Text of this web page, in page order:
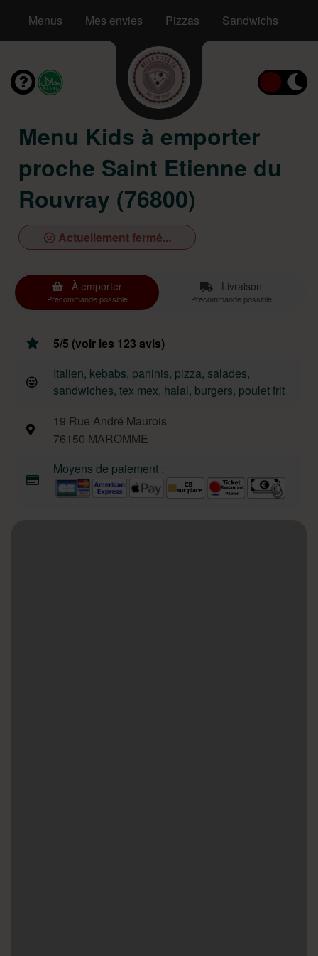
Menus Mes envies Pizzas Sandwichs
Menu Kids à emporter
proche Saint Etienne du
Rouvray (76800)
Actuellement fermé...
À emporter
Précommande possible
Livraison
Précommande possible
5/5 (voir les 123 avis)
Italien, kebabs, paninis, pizza, salades,
sandwiches, tex mex, halal, burgers, poulet frit
19 Rue André Maurois
76150 MAROMME
Moyens de paiement :